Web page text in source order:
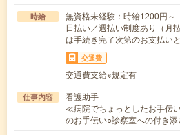
時給
無資格未経験：時給1200円
日払い／週払い制度あり（月
は手続き完了次第のお支払いと
交通費
交通費支給※規定有
仕事内容
看護助手
≪病院でちょっとしたお手伝
のお手伝い○診察室への付き